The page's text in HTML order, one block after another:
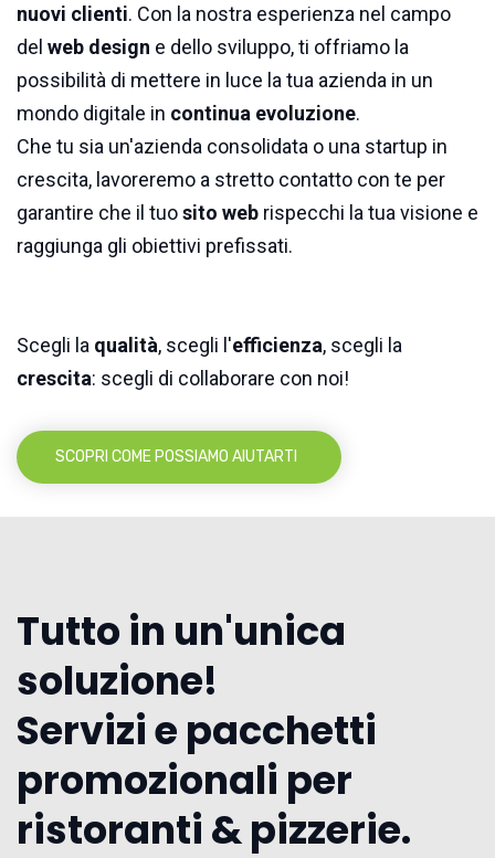
nuovi clienti. Con la nostra esperienza nel campo
del web design e dello sviluppo, ti offriamo la
possibilità di mettere in luce la tua azienda in un
mondo digitale in continua evoluzione.
Che tu sia un'azienda consolidata o una startup in
crescita, lavoreremo a stretto contatto con te per
garantire che il tuosito web rispecchi la tua visione e
raggiunga gli obiettivi prefissati.
Scegli la qualità, scegli l'efficienza, scegli la
crescita: scegli di collaborare con noi!
SCOPRI COME POSSIAMO AIUTARTI
Tutto in un'unica
soluzione!
Servizi e pacchetti
promozionali per
ristoranti & pizzerie.